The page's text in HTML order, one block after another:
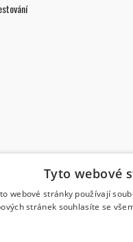
Tyto webové
webové stránky používají
stránek souhlasíte se